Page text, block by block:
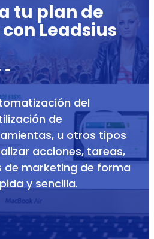
tu plan de
Leadsius
del
de
u otros tipos
acciones, tareas,
de marketing de forma
y sencilla.